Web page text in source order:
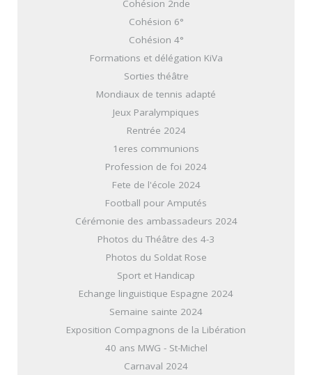
Cohésion 2nde
Cohésion 6°
Cohésion 4°
Formations et délégation KiVa
Sorties théâtre
Mondiaux de tennis adapté
Jeux Paralympiques
Rentrée 2024
1eres communions
Profession de foi 2024
Fete de l'école 2024
Football pour Amputés
Cérémonie des ambassadeurs 2024
Photos du Théâtre des 4-3
Photos du Soldat Rose
Sport et Handicap
Echange linguistique Espagne 2024
Semaine sainte 2024
Exposition Compagnons de la Libération
40 ans MWG - St-Michel
Carnaval 2024